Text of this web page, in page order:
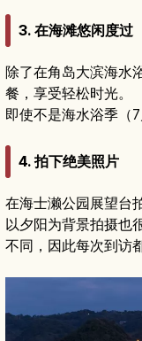
3. 在海滩悠闲度过
除了在角岛大滨海水
餐，享受轻松时光。
即使不是海水浴季（
4. 拍下绝美照片
在海士濑公园展望台
以夕阳为背景拍摄也
不同，因此每次到访